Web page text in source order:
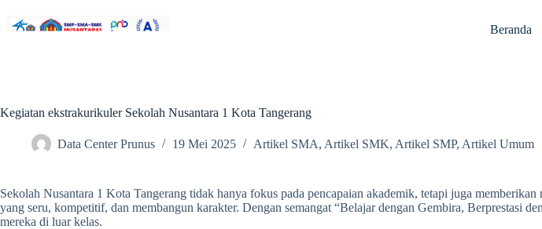
Beranda
Kegiatan ekstrakurikuler Sekolah Nusantara 1 Kota Tangerang
Data Center Prunus 19 Mei 2025 Artikel SMA, Artikel SMK, Artikel SMP, Artikel Umum
Sekolah Nusantara 1 Kota Tangerang tidak hanya fokus pada pencapaian akademik, tetapi juga
yang seru, kompetitif, dan membangun karakter. Dengan semangat “Belajar dengan Gembira, Berprestasi
mereka di luar kelas.